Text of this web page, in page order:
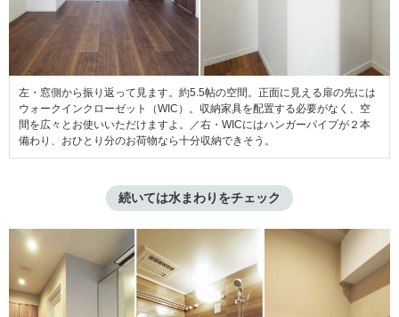
左・窓側から振り返って見ます。約5.5帖の空間。正面に見える扉の先には
ウォークインクローゼット（WIC）。収納家具を配置する必要がなく、空
間を広々とお使いいただけますよ。／右・WICにはハンガーパイプが２本
備わり、おひとり分のお荷物なら十分収納できそう。
続いては水まわりをチェック